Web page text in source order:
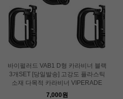
바이펄러드 VAB1 D형 카라비너 블랙
3개SET [당일발송] 고강도 플라스틱
소재 다목적 카라비너 VIPERADE
7,000원